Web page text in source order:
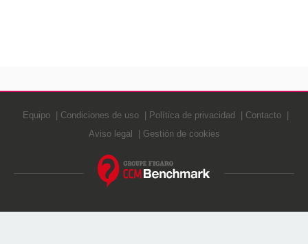
Equipo Condiciones de uso Política de privacidad
Contacto
Aviso legal
Gestión de cookies